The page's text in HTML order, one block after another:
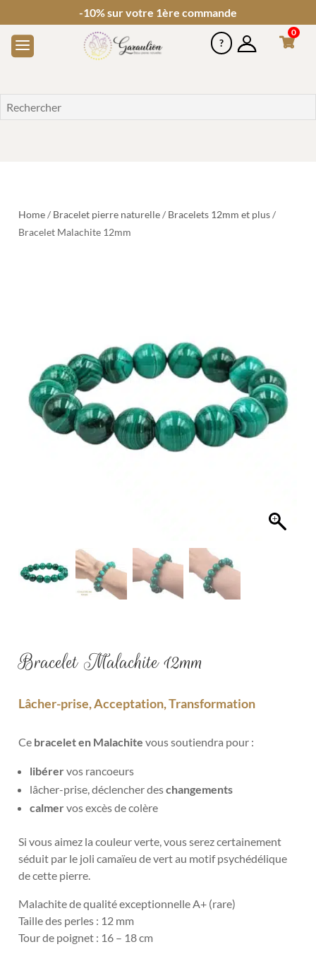
-10% sur votre 1ère commande
0
Home/ Bracelet pierre naturelle/ Bracelets 12mm et plus/
Bracelet Malachite 12mm
Bracelet Malachite 12mm
Lâcher-prise, Acceptation, Transformation
Ce bracelet en Malachite vous soutiendra pour :
libérervos rancoeurs
lâcher-prise, déclencher deschangements
calmervos excès de colère
Si vous aimez la couleur verte, vous serez certainement
séduit par le joli camaïeu de vert au motif psychédélique
de cette pierre.
Malachite de qualité exceptionnelle A+ (rare)
Taille des perles : 12 mm
Tour de poignet : 16 – 18 cm